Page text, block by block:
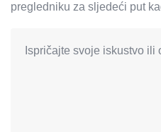
pregledniku za sljedeći put